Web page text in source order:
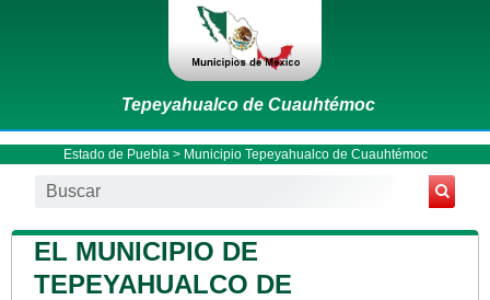
Tepeyahualco de Cuauhtémoc
Estado de Puebla > Municipio Tepeyahualco de Cuauhtémoc
EL MUNICIPIO DE
TEPEYAHUALCO DE